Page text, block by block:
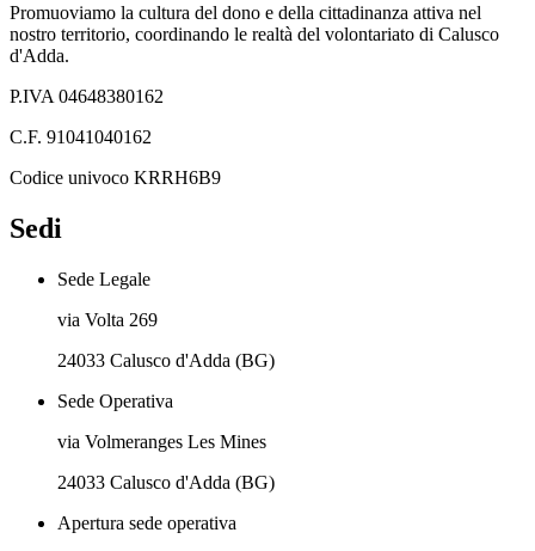
Promuoviamo la cultura del dono e della cittadinanza attiva nel
nostro territorio, coordinando le realtà del volontariato di Calusco
d'Adda.
P.IVA 04648380162
C.F. 91041040162
Codice univoco KRRH6B9
Sedi
Sede Legale
via Volta 269
24033 Calusco d'Adda (BG)
Sede Operativa
via Volmeranges Les Mines
24033 Calusco d'Adda (BG)
Apertura sede operativa